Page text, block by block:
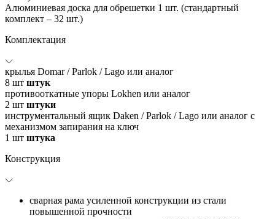
Алюминиевая доска для обрешетки 1 шт. (стандартный
комплект – 32 шт.)
Комплектация
крылья Domar / Parlok / Lago или аналог
8 шт штук
противооткатные упоры Lokhen или аналог
2 шт штуки
инструментальный ящик Daken / Parlok / Lago или аналог с
механизмом запирания на ключ
1 шт штука
Конструкция
сварная рама усиленной конструкции из стали
повышенной прочности